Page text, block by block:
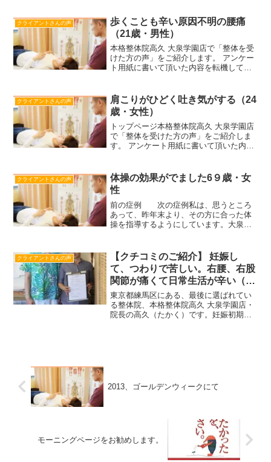
ころで、娘ですが、富...
クライアントさんの声
歩くことも辛い原因不明の腰痛
（21歳・男性）
本格整体院高久 大泉学園店で「整体を受
けた方の声」をご紹介します。 アンケー
ト用紙に書いて頂いた内容を転機してお
保護するため、ご記入頂いたお名前はア
ルファベットの頭文...
クライアントさんの声
肩こりがひどく吐き気がする（24
歳・女性）
トップページ本格整体院高久 大泉学園店
で「整体を受けた方の声」をご紹介しま
す。 アンケート用紙に書いて頂いた内容
た、個人情報を保護するため、ご記入頂
いたお名前はアルファ...
クライアントさんの声
体操の効果がでました6９歳・女
性
前の症例 次の症例私は、思うところ
あって、昨年末より、その方に合った体
操を指導するようにしています。大泉学
歩くのが大変で、変形して歩けなくなっ
たらどうなるのか心配で不...
クライアントさんの声
【クチコミのご紹介】 妊娠し
て、つわりで苦しい。右腰、右股
関節が痛くて日常生活が辛い（３
４歳・女性）
東京都練馬区にある、最後に選ばれてい
る整体院、本格整体院高久 大泉学園店・
院長の高久（たかく）です。妊娠初期の
2013、ゴールデンウィークにて
モーニングページをお勧めします。